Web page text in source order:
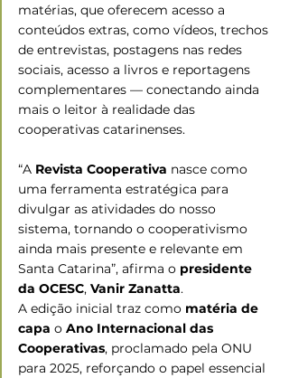
matérias, que oferecem acesso a
conteúdos extras, como vídeos, trechos
de entrevistas, postagens nas redes
sociais, acesso a livros e reportagens
complementares — conectando ainda
mais o leitor à realidade das
cooperativas catarinenses.
“A Revista Cooperativa nasce como
uma ferramenta estratégica para
divulgar as atividades do nosso
sistema, tornando o cooperativismo
ainda mais presente e relevante em
Santa Catarina”, afirma o presidente
da OCESC, Vanir Zanatta.
A edição inicial traz como matéria de
capa o Ano Internacional das
Cooperativas, proclamado pela ONU
para 2025, reforçando o papel essencial